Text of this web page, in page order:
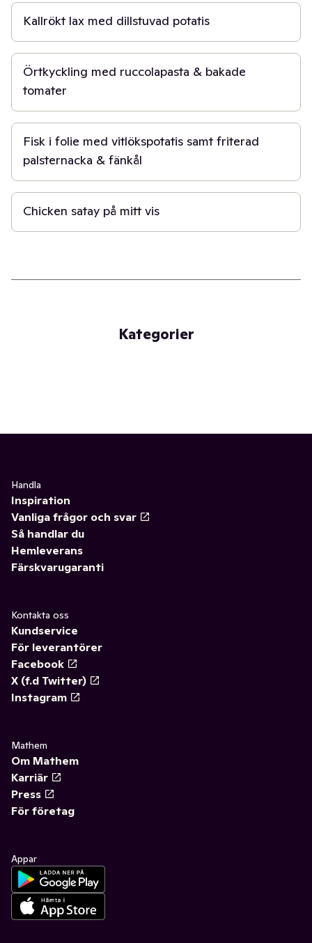
Kallrökt lax med dillstuvad potatis
20 min
Örtkyckling med ruccolapasta & bakade
tomater
30 min
Fisk i folie med vitlökspotatis samt friterad
palsternacka & fänkål
30 min
Chicken satay på mitt vis
Kategorier
Handla
Inspiration
Vanliga frågor och svar
Så handlar du
Hemleverans
Färskvarugaranti
Kontakta oss
Kundservice
För leverantörer
Facebook
X (f.d Twitter)
Instagram
Mathem
Om Mathem
Karriär
Press
För företag
Appar